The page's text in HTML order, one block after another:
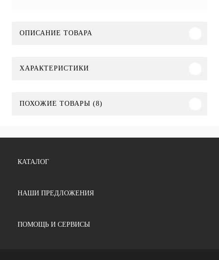
ОПИСАНИЕ ТОВАРА
ХАРАКТЕРИСТИКИ
ПОХОЖИЕ ТОВАРЫ (8)
КАТАЛОГ
НАШИ ПРЕДЛОЖЕНИЯ
ПОМОЩЬ И СЕРВИСЫ